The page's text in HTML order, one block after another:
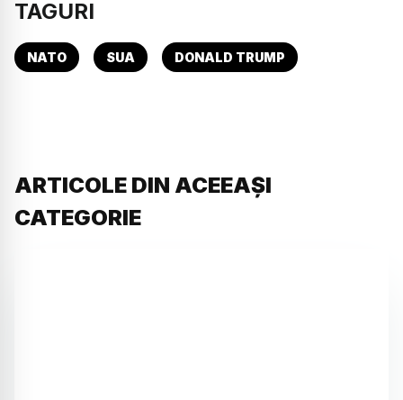
TAGURI
NATO SUA DONALD TRUMP
ARTICOLE DIN ACEEAȘI
CATEGORIE